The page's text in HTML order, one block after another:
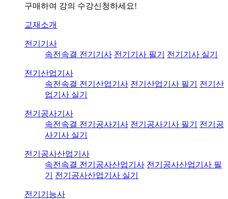
구매하여 강의 수강신청하세요!
교재소개
전기기사
속전속결 전기기사 전기기사 필기 전기기사 실기
전기산업기사
속전속결 전기산업기사 전기산업기사 필기
전기산
업기사 실기
전기공사기사
속전속결 전기공사기사 전기공사기사 필기
전기공
사기사 실기
전기공사산업기사
속전속결 전기공사산업기사 전기공사산업기사 필
기
전기공사산업기사 실기
전기기능사